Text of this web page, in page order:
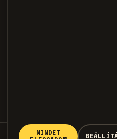
MINDET
© 2026 PixelKripta ·